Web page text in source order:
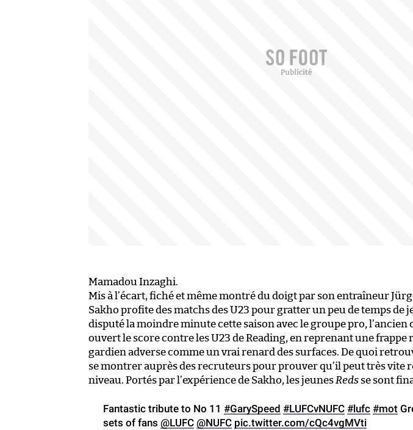
Mamadou Inzaghi.
Mis à l’écart, fiché et même montré du doigt par son entraîneur
Sakho profite des matchs des U23 pour gratter un peu de temps de
disputé la moindre minute cette saison avec le groupe pro, l’ancien
ouvert le score contre les U23 de Reading, en reprenant une frappe
gardien adverse comme un vrai renard des surfaces. De quoi
se montrer auprès des recruteurs pour prouver qu’il peut très vite
niveau. Portés par l’expérience de Sakho, les jeunes Reds se sont
Fantastic tribute to No 11 #GarySpeed #LUFCvNUFC #lufc #mot
sets of fans @LUFC @NUFC pic.twitter.com/cQc4vgMVti